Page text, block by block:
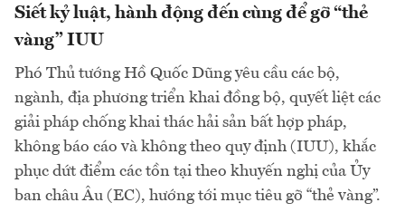
Siết kỷ luật, hành động đến cùng để gỡ “thẻ
vàng” IUU
Phó Thủ tướng Hồ Quốc Dũng yêu cầu các bộ,
ngành, địa phương triển khai đồng bộ, quyết liệt các
giải pháp chống khai thác hải sản bất hợp pháp,
không báo cáo và không theo quy định (IUU), khắc
phục dứt điểm các tồn tại theo khuyến nghị của Ủy
ban châu Âu (EC), hướng tới mục tiêu gỡ “thẻ vàng”.